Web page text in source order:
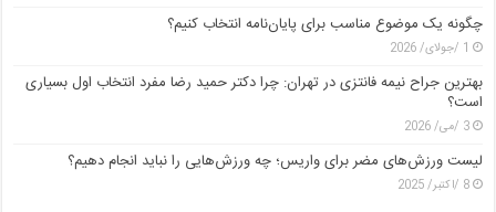
چگونه یک موضوع مناسب برای پایان‌نامه انتخاب کنیم؟
1 /جولای/ 2026
بهترین جراح نیمه فانتزی در تهران: چرا دکتر حمید رضا مفرد انتخاب اول بسیاری
است؟
3 /می/ 2026
لیست ورزش‌های مضر برای واریس؛ چه ورزش‌هایی را نباید انجام دهیم؟
8 /اکتبر/ 2025